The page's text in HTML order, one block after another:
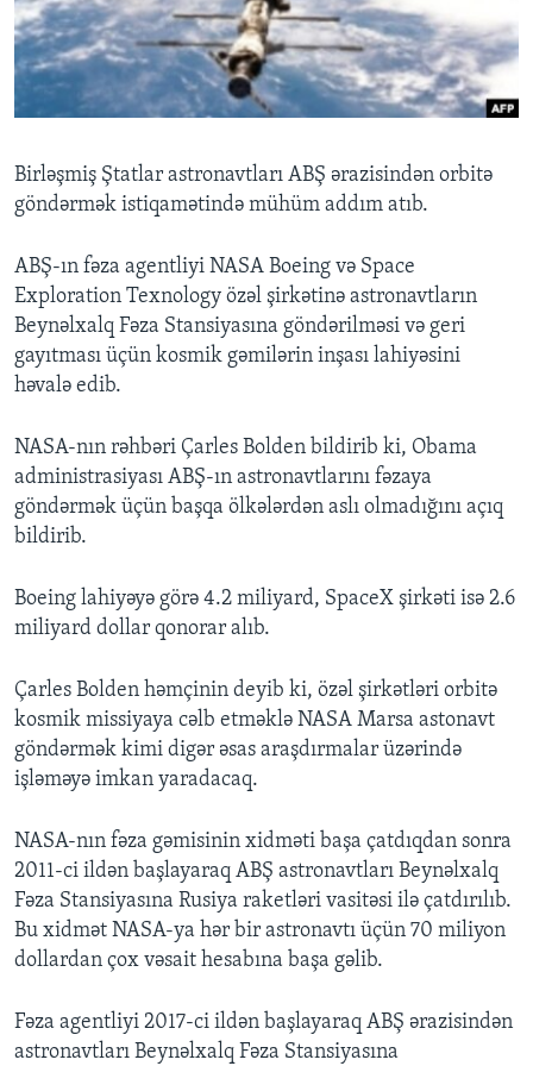
BIZI IZLƏYIN
Dillər
Birləşmiş Ştatlar astronavtları ABŞ ərazisindən orbitə
göndərmək istiqamətində mühüm addım atıb.
ABŞ-ın fəza agentliyi NASA Boeing və Space
Exploration Texnology özəl şirkətinə astronavtların
Beynəlxalq Fəza Stansiyasına göndərilməsi və geri
gayıtması üçün kosmik gəmilərin inşası lahiyəsini
həvalə edib.
NASA-nın rəhbəri Çarles Bolden bildirib ki, Obama
administrasiyası ABŞ-ın astronavtlarını fəzaya
göndərmək üçün başqa ölkələrdən aslı olmadığını açıq
bildirib.
Boeing lahiyəyə görə 4.2 miliyard, SpaceX şirkəti isə 2.6
miliyard dollar qonorar alıb.
Çarles Bolden həmçinin deyib ki, özəl şirkətləri orbitə
kosmik missiyaya cəlb etməklə NASA Marsa astonavt
göndərmək kimi digər əsas araşdırmalar üzərində
işləməyə imkan yaradacaq.
NASA-nın fəza gəmisinin xidməti başa çatdıqdan sonra
2011-ci ildən başlayaraq ABŞ astronavtları Beynəlxalq
Fəza Stansiyasına Rusiya raketləri vasitəsi ilə çatdırılıb.
Bu xidmət NASA-ya hər bir astronavtı üçün 70 miliyon
dollardan çox vəsait hesabına başa gəlib.
Fəza agentliyi 2017-ci ildən başlayaraq ABŞ ərazisindən
astronavtları Beynəlxalq Fəza Stansiyasına